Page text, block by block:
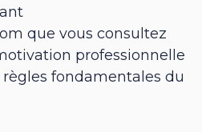
que vous consultez
professionnelle
fondamentales du